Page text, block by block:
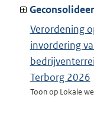
van:
Verordening
invordering
Terborg 2026
Toon op Lokale